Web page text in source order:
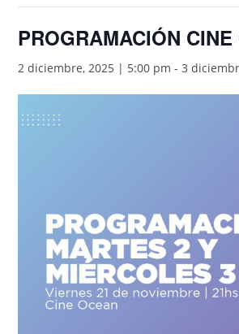
PROGRAMACIÓN
2 diciembre, 2025 | 5:00 pm -3